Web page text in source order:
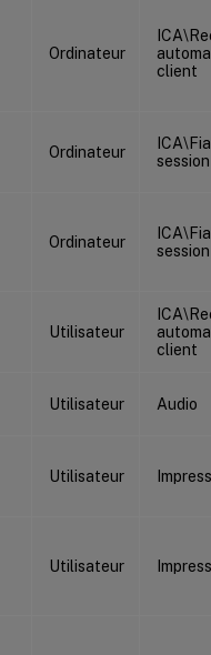
Ordinateur
client
Ordinateur
session
Ordinateur
session
Utilisateur
client
Utilisateur Audio
Utilisateur
Utilisateur